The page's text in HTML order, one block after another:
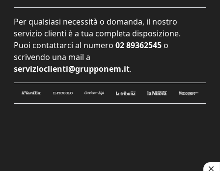
Per qualsiasi necessità o domanda, il nostro
servizio clienti è a tua completa disposizione.
Puoi contattarci al numero 02 89362545 o
scrivendo una mail a
servizioclienti@grupponem.it.